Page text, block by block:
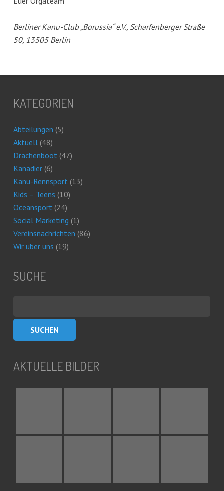
Berliner Kanu-Club „Borussia“ e.V., Scharfenberger Straße
50, 13505 Berlin
KATEGORIEN
Abteilungen (5)
Aktuell(48)
Drachenboot(47)
Kanadier(6)
Kanu-Rennsport(13)
Kids – Teens (10)
Oceansport(24)
Social Marketing (1)
Vereinsnachrichten (86)
Wir über uns (19)
SUCHE
AKTUELLE BILDER